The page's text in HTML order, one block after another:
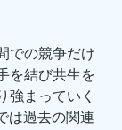
での競争だけ
を結び共生を
強まっていく
は過去の関連